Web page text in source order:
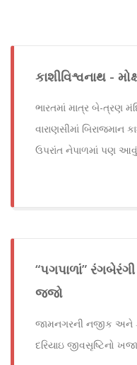
કાશીવિશ્વનાથ -
ભારતમાં માત્ર બે-ત્રણ
વારાણસીમાં
ઉપરાંત નેપાળમાં પણ
“પગપાળાં”
જજો
જામનગરની નજીક અને
દરિયાઇ જીવસૃષ્ટિનો